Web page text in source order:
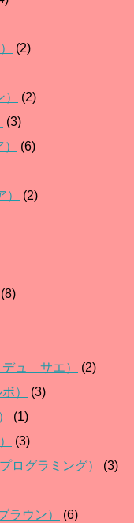
(2)
(2)
(3)
(6)
(2)
(8)
ュ サエ）
(2)
）
(3)
(1)
(3)
ログラミング）
(3)
ラウン）
(6)